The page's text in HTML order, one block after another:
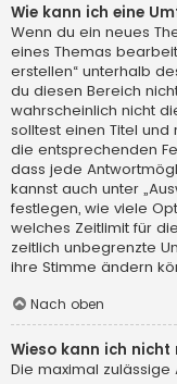
Wie kann ich eine
Wenn du ein neues
eines Themas
erstellen“ unterhalb
du diesen Bereich
wahrscheinlich nicht
solltest einen Titel
die entsprechenden
dass jede
kannst auch unter
festlegen, wie viele
welches Zeitlimit für
zeitlich unbegrenzte
ihre Stimme ändern
Nach oben
Wieso kann ich
Die maximal